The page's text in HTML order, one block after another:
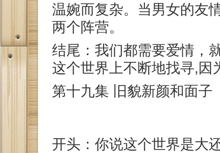
温婉而复杂。当男女的友
两个阵营。
结尾：我们都需要爱情，
这个世界上不断地找寻,因
第十九集 旧貌新颜和面子
开头：你说这个世界是大